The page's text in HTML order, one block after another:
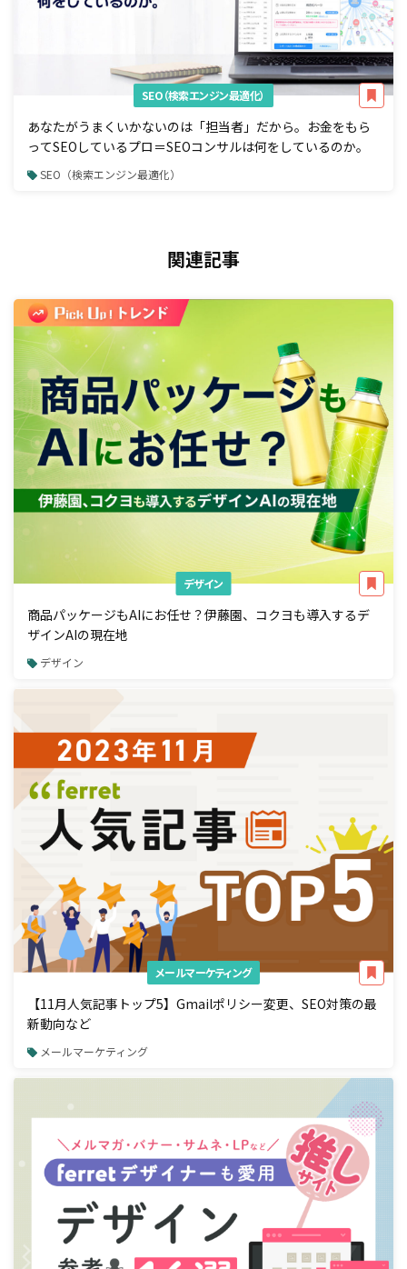
SEO（検索エンジン最適化）
あなたがうまくいかないのは「担当者」だから。お金をもら
ってSEOしているプロ＝SEOコンサルは何をしているのか。
SEO（検索エンジン最適化）
関連記事
デザイン
商品パッケージもAIにお任せ？伊藤園、コクヨも導入するデ
ザインAIの現在地
デザイン
メールマーケティング
【11月人気記事トップ5】Gmailポリシー変更、SEO対策の最
新動向など
メールマーケティング